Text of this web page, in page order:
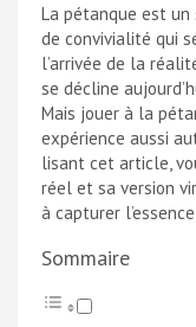
La pétanque est
de convivialité qui
l’arrivée de la
se décline
Mais jouer à la
expérience aussi
lisant cet article,
réel et sa version
à capturer
Sommaire